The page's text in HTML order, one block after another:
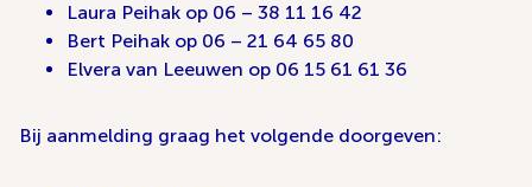
Laura Peihak op 06 – 38 11 16 42
Bert Peihak op 06 – 21 64 65 80
Elvera van Leeuwen op 06 15 61 61 36
Bij aanmelding graag het volgende doorgeven: